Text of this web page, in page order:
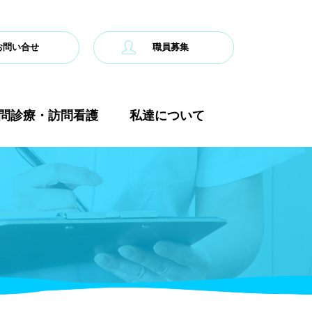
問い合せ 職員募集
診療・訪問看護 私達について